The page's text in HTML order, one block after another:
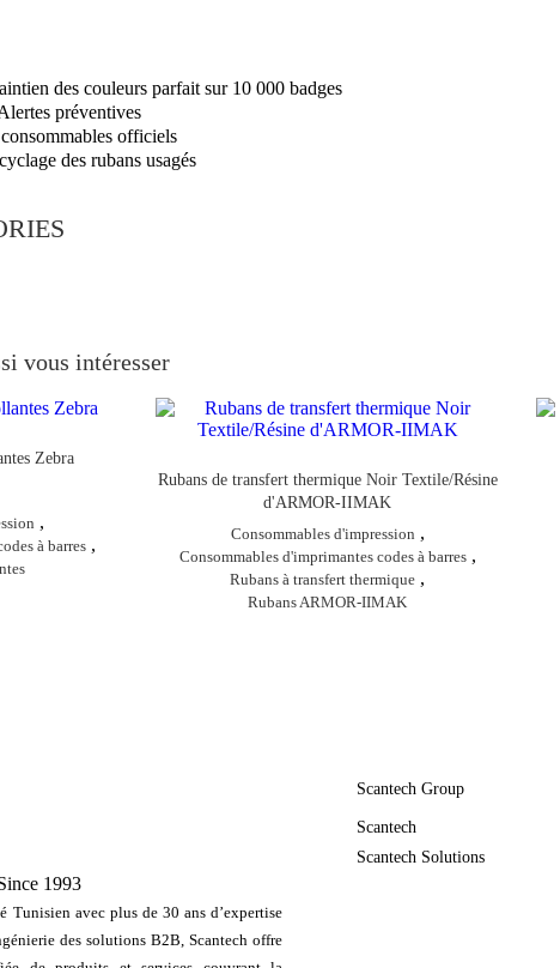
des couleurs parfait sur 10 000 badges
préventives
officiels
des rubans usagés
vous intéresser
Zebra
,
à barres,
Rubans de transfert thermique Noir Textile/Résine
d'ARMOR-IIMAK
Consommables d'impression ,
Consommables d'imprimantes codes à barres,
Rubans à transfert thermique ,
Rubans ARMOR-IIMAK
1993
Tunisien avec plus de 30 ans d’expertise
des solutions B2B, Scantech offre
Scantech Group
Scantech
Scantech Solutions